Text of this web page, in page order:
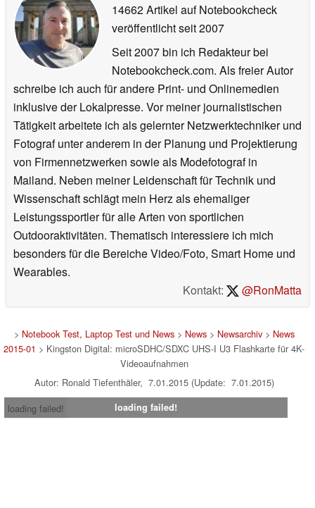
14662 Artikel auf Notebookcheck
veröffentlichtseit 2007
Seit 2007 bin ich Redakteur bei
Notebookcheck.com. Als freier Autor
schreibe ich auch für andere Print- und Onlinemedien
inklusive der Lokalpresse. Vor meiner journalistischen
Tätigkeit arbeitete ich als gelernter Netzwerktechniker und
Fotograf unter anderem in der Planung und Projektierung
von Firmennetzwerken sowie als Modefotograf in
Mailand. Neben meiner Leidenschaft für Technik und
Wissenschaft schlägt mein Herz als ehemaliger
Leistungssportler für alle Arten von sportlichen
Outdooraktivitäten. Thematisch interessiere ich mich
besonders für die Bereiche Video/Foto, Smart Home und
Wearables.
Kontakt:
@RonMatta
> Notebook Test, Laptop Test und News> News> Newsarchiv> News
2015-01 > Kingston Digital: microSDHC/SDXC UHS-I U3 Flashkarte für 4K-
Videoaufnahmen
Autor: Ronald Tiefenthäler, 7.01.2015 (Update: 7.01.2015)
loading failed!
loading failed!